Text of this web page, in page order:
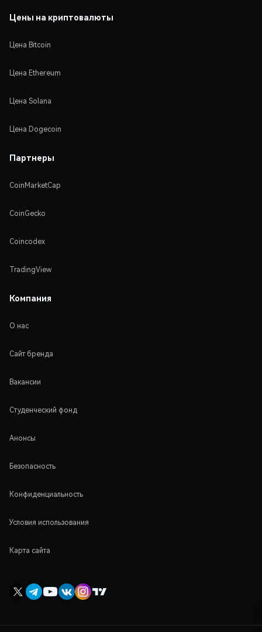
Цены на криптовалюты
Цена Bitcoin
Цена Ethereum
Цена Solana
Цена Dogecoin
Партнеры
CoinMarketCap
CoinGecko
Coincodex
TradingView
Компания
О нас
Сайт бренда
Вакансии
Студенческий фонд
Анонсы
Безопасность
Конфиденциальность
Условия использования
Карта сайта